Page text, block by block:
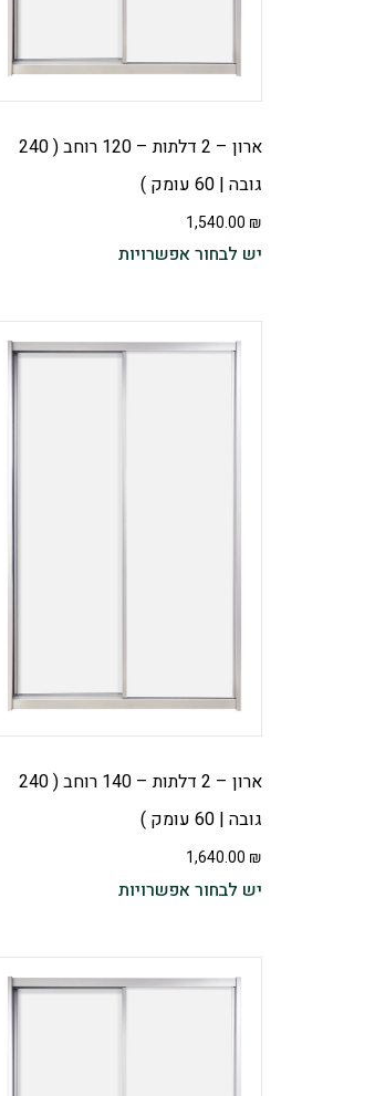
ארון – 2 דלתות – 120 רוחב ( 240
גובה | 60 עומק )
1,540.00 ₪
יש לבחור אפשרויות
ארון – 2 דלתות – 140 רוחב ( 240
גובה | 60 עומק )
1,640.00 ₪
יש לבחור אפשרויות